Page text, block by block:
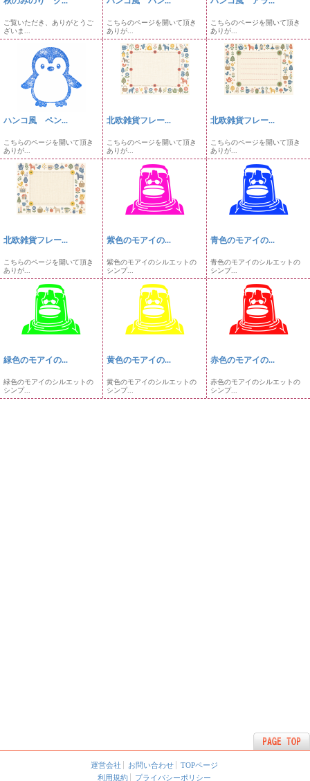
ご覧いただき、ありがとうご
ざいま...
こちらのページを開いて頂き
ありが...
こちらのページを開いて頂き
ありが...
ハンコ風 ペン...
こちらのページを開いて頂き
ありが...
北欧雑貨フレー...
こちらのページを開いて頂き
ありが...
北欧雑貨フレー...
こちらのページを開いて頂き
ありが...
北欧雑貨フレー...
こちらのページを開いて頂き
ありが...
紫色のモアイの...
紫色のモアイのシルエットの
シンプ...
青色のモアイの...
青色のモアイのシルエットの
シンプ...
緑色のモアイの...
緑色のモアイのシルエットの
シンプ...
黄色のモアイの...
黄色のモアイのシルエットの
シンプ...
赤色のモアイの...
赤色のモアイのシルエットの
シンプ...
運営会社 お問い合わせ
TOPページ
利用規約
プライバシーポリシー